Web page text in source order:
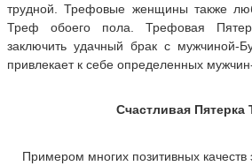
трудной. Трефовые женщины также
Треф обоего пола. Трефовая
заключить удачный брак с мужчиной-
привлекает к себе определенных
Счастливая Пятерка
Примером многих позитивных